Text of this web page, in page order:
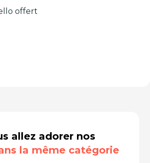
offert
allez adorer nos
la même catégorie